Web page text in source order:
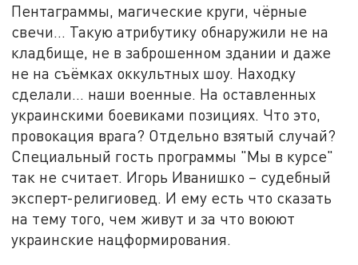
Пентаграммы, магические круги, чёрные
свечи... Такую атрибутику обнаружили не на
кладбище, не в заброшенном здании и даже
не на съёмках оккультных шоу. Находку
сделали... наши военные. На оставленных
украинскими боевиками позициях. Что это,
провокация врага? Отдельно взятый случай?
Специальный гость программы "Мы в курсе"
так не считает. Игорь Иванишко – судебный
эксперт-религиовед. И ему есть что сказать
на тему того, чем живут и за что воюют
украинские нацформирования.